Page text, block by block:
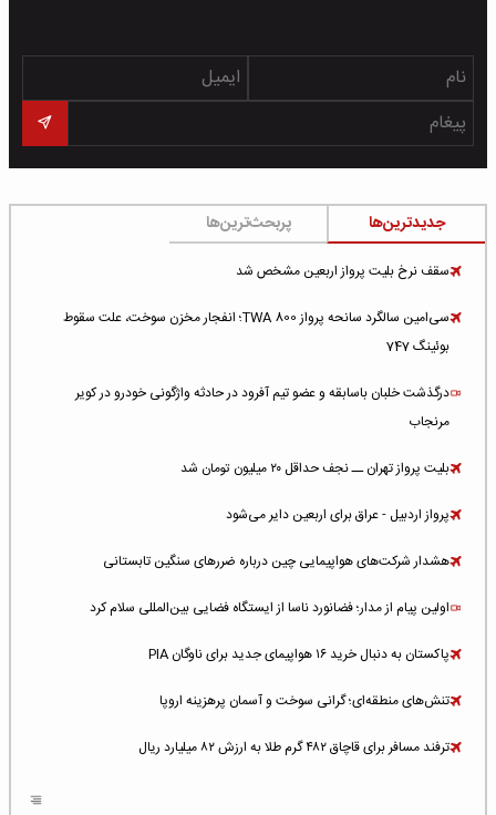
جدیدترین‌ها پربحث‌ترین‌ها
سقف نرخ بلیت پرواز اربعین مشخص شد
سی‌امین سالگرد سانحه پرواز TWA 800؛ انفجار مخزن سوخت، علت سقوط
بوئینگ 747
درگذشت خلبان باسابقه و عضو تیم آفرود در حادثه واژگونی خودرو در کویر
مرنجاب
بلیت پرواز تهران ــ نجف حداقل ۲۰ میلیون تومان شد
پرواز اردبیل - عراق برای اربعین دایر می‌شود
هشدار شرکت‌های هواپیمایی چین درباره ضررهای سنگین تابستانی
اولین پیام از مدار؛ فضانورد ناسا از ایستگاه فضایی بین‌المللی سلام کرد
پاکستان به دنبال خرید ۱۶ هواپیمای جدید برای ناوگان PIA
تنش‌های منطقه‌ای؛ گرانی سوخت و آسمان پرهزینه اروپا
ترفند مسافر برای قاچاق ۴۸۲ گرم طلا به ارزش ۸۲ میلیارد ریال